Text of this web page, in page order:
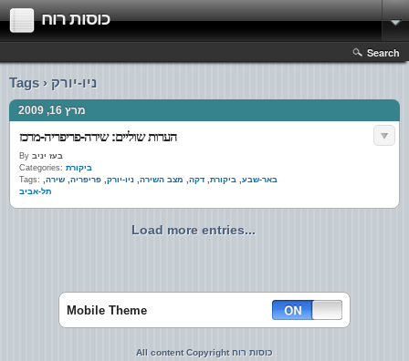
כוסות רוח
Search
Tags › ניו-יורק
מרץ 16, 2009
הערות שוליים: שירה-פריפריה-מרכז
By בעז יניב
Categories: ביקורת
Tags:
באר-שבע, ביקורת, דקה, מצב השירה, ניו-יורק, פריפריה, שירה,
תל-אביב
Load more entries...
Mobile Theme
All content Copyright כוסות רוח